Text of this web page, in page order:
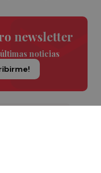
newsletter
noticias